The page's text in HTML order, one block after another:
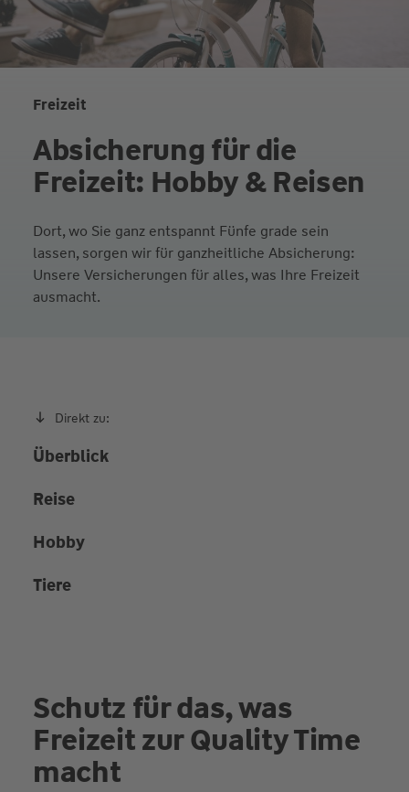
Freizeit
Absicherung für die
Freizeit: Hobby & Reisen
Dort, wo Sie ganz entspannt Fünfe grade sein
lassen, sorgen wir für ganzheitliche Absicherung:
Unsere Versicherungen für alles, was Ihre Freizeit
ausmacht.
Direkt zu:
Überblick
Reise
Hobby
Tiere
Schutz für das, was
Freizeit zur Quality Time
macht